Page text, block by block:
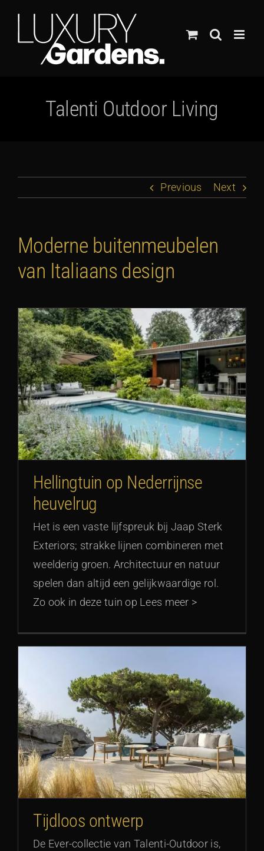
inhoud
Talenti Outdoor Living
Previous Next
Moderne buitenmeubelen
van Italiaans design
Hellingtuin op Nederrijnse
heuvelrug
Het is een vaste lijfspreuk bij Jaap Sterk
Exteriors; strakke lijnen combineren met
weelderig groen. Architectuur en natuur
spelen dan altijd een gelijkwaardige rol.
Zo ook in deze tuin op Lees meer >
Tijdloos ontwerp
De Ever-collectie van Talenti-Outdoor is,